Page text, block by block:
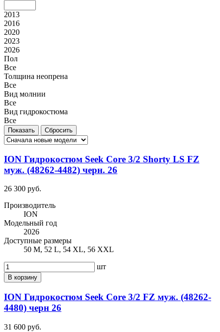
2013
2016
2020
2023
2026
Пол
Все
Толщина неопрена
Все
Вид молнии
Все
Вид гидрокостюма
Все
ION Гидрокостюм Seek Core 3/2 Shorty LS FZ
муж. (48262-4482) черн. 26
26 300 руб.
Производитель
ION
Модельный год
2026
Доступные размеры
50 M, 52 L, 54 XL, 56 XXL
шт
В корзину
ION Гидрокостюм Seek Core 3/2 FZ муж. (48262-
4480) черн 26
31 600 руб.